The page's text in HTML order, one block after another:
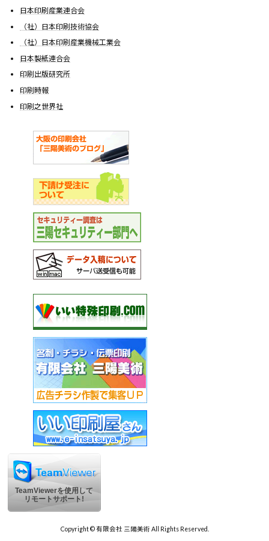
日本印刷産業連合会
（社）日本印刷技術協会
（社）日本印刷産業機械工業会
日本製紙連合会
印刷出版研究所
印刷時報
印刷之世界社
TeamViewerを使用して
リモートサポート!
Copyright © 有限会社 三陽美術 All Rights Reserved.